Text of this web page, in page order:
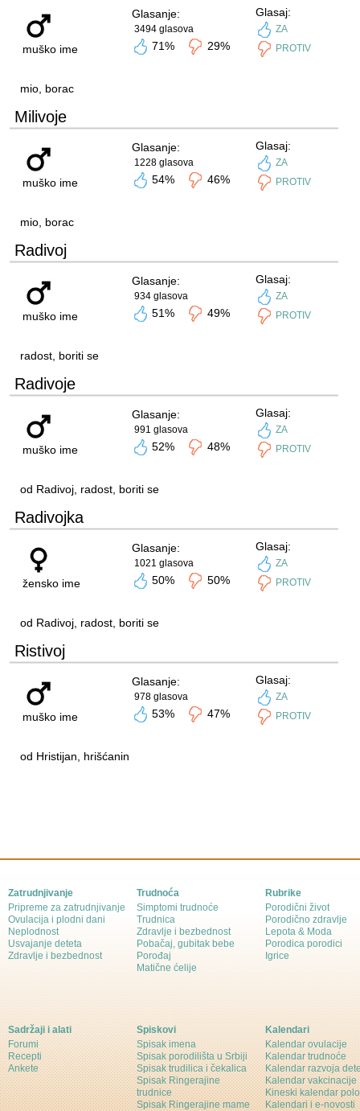
muško ime
Glasanje:
3494 glasova
71% 29%
Glasaj:
ZA
PROTIV
mio, borac
Milivoje
muško ime
Glasanje:
1228 glasova
54% 46%
Glasaj:
ZA
PROTIV
mio, borac
Radivoj
muško ime
Glasanje:
934 glasova
51% 49%
Glasaj:
ZA
PROTIV
radost, boriti se
Radivoje
muško ime
Glasanje:
991 glasova
52% 48%
Glasaj:
ZA
PROTIV
od Radivoj, radost, boriti se
Radivojka
žensko ime
Glasanje:
1021 glasova
50% 50%
Glasaj:
ZA
PROTIV
od Radivoj, radost, boriti se
Ristivoj
muško ime
Glasanje:
978 glasova
53% 47%
Glasaj:
ZA
PROTIV
od Hristijan, hrišćanin
Zatrudnjivanje
Pripreme za zatrudnjivanje
Ovulacija i plodni dani
Neplodnost
Usvajanje deteta
Zdravlje i bezbednost
Trudnoća
Simptomi trudnoće
Trudnica
Zdravlje i bezbednost
Pobačaj, gubitak bebe
Porođaj
Matične ćelije
Rubrike
Porodični život
Porodično zdravlje
Lepota & Moda
Porodica porodici
Igrice
Sadržaji i alati
Forumi
Recepti
Ankete
Spiskovi
Spisak imena
Spisak porodilišta u Srbiji
Spisak trudilica i čekalica
Spisak Ringerajine
trudnice
Spisak Ringerajine mame
Kalendari
Kalendar ovulacije
Kalendar trudnoće
Kalendar razvoja
Kalendar vakcinacije
Kineski kalendar
Kalendari i e-novosti